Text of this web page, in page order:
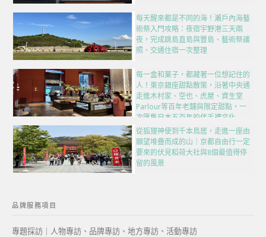
每天醒來都是不同的海！瀨戶內海藝
術祭入門攻略：夜宿宇野港三天兩
夜，完成跳島直島與豐島、藝術祭護
照、交通住宿一次整理
每一盒和菓子，都藏著一位想記住的
人！東京銀座甜點散策，沿著中央通
走進木村家、空也、虎屋、資生堂
Parlour等百年老舖與限定甜點，一
次匯集日本五百年的伴手禮文化
從狐狸神使到千本鳥居，走進一座由
願望堆疊而成的山｜京都自由行一定
要來的伏見稻荷大社與8個最值得停
留的風景
品牌服務項目
專題採訪｜人物專訪、品牌專訪、地方專訪、活動專訪